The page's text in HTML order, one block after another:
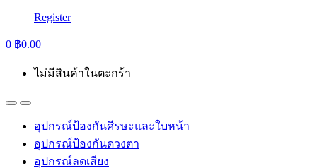
Register
0 ฿0.00
ไม่มีสินค้าในตะกร้า
อุปกรณ์ป้องกันศีรษะและใบหน้า
อุปกรณ์ป้องกันดวงตา
อุปกรณ์ลดเสียง